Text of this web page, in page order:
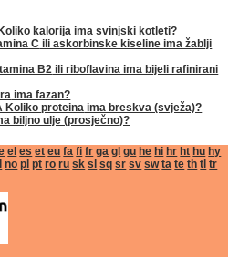
kalorija ima svinjski kotleti?
C ili askorbinske kiseline ima žablji
B2 ili riboflavina ima bijeli rafinirani
ima fazan?
Kolikoproteina ima breskva (svježa)?
biljno ulje (prosječno)?
el es et eu fa fi fr ga gl gu he hi hr ht hu hy
no pl pt ro ru sk sl sq sr sv sw ta te th tl tr